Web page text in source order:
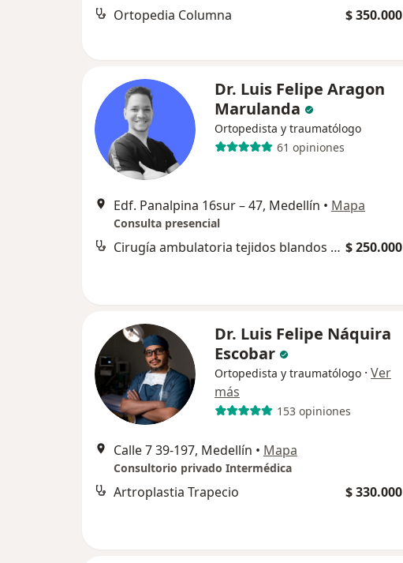
Ortopedia Columna $ 350.000
Dr. Luis Felipe Aragon
Marulanda
Ortopedista y traumatólogo
61 opiniones
Edf. Panalpina 16sur – 47, Medellín • Mapa
Consulta presencial
Cirugía ambulatoria tejidos blandos de mano y muñeca $ 250.000
Dr. Luis Felipe Náquira
Escobar
Ortopedista y traumatólogo · Ver
más
153 opiniones
Calle 7 39-197, Medellín • Mapa
Consultorio privado Intermédica
Artroplastia Trapecio $ 330.000